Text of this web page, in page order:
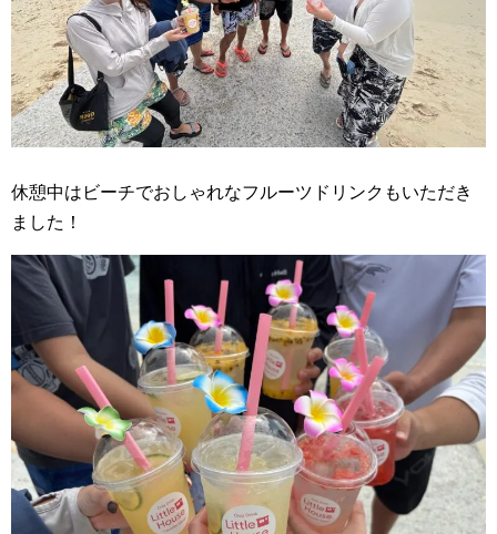
休憩中はビーチでおしゃれなフルーツドリンクもいただき
ました！